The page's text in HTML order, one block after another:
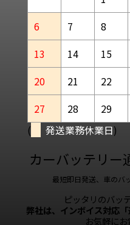
6
7 8
13
14 15
20
21 22
27
28 29
(
発送業務休業日)
カーバッテリー
最短即日発送、車のバ
ピッタリのバッ
弊社は、インボイス対応
お気軽にお